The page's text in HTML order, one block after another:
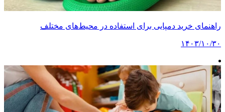
راهنمای خرید دمپایی برای استفاده در محیط‌های مختلف
۱۴۰۳/۱۰/۳۰